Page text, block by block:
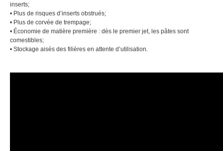
inserts;
• Plus de risques d’inserts obstrués;
• Plus de corvée de trempage;
• Économie de matière première : dès le premier jet, les pâtes sont
comestibles;
• Stockage aisés des filières en attente d’utilisation.